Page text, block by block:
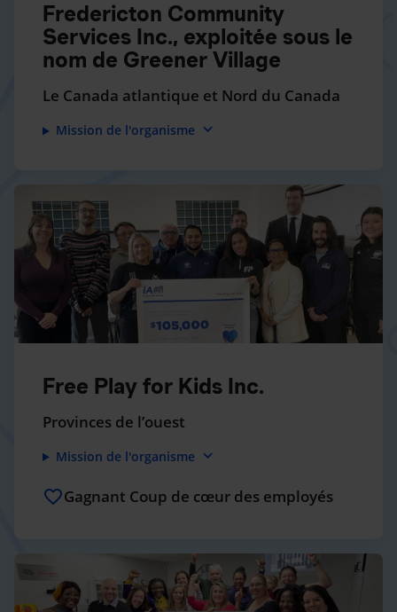
Fredericton Community
Services Inc., exploitée sous le
nom de Greener Village
Le Canada atlantique et Nord du Canada
Mission de l'organisme expand_more
Free Play for Kids Inc.
Provinces de l’ouest
Mission de l'organisme expand_more
Gagnant Coup de cœur des employés